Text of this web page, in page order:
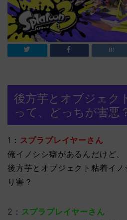
後方芋とオブジェク
って、どっちが害悪
1： スプラプレイヤーさん
俺イノシシ癖があるんだけど、
後方芋とオブジェクト粘着イノ
り害？
2： スプラプレイヤーさん